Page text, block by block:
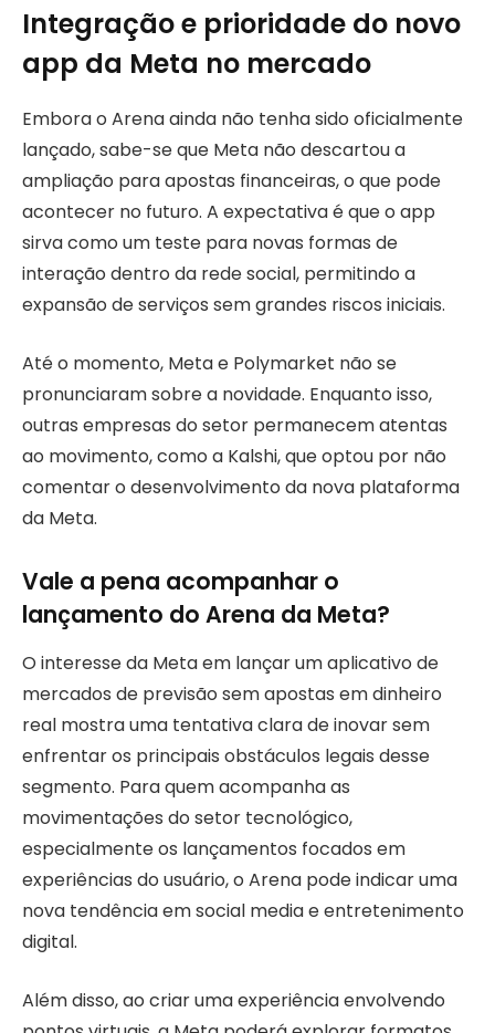
Integração e prioridade do novo
app da Meta no mercado
Embora o Arena ainda não tenha sido oficialmente
lançado, sabe-se que Meta não descartou a
ampliação para apostas financeiras, o que pode
acontecer no futuro. A expectativa é que o app
sirva como um teste para novas formas de
interação dentro da rede social, permitindo a
expansão de serviços sem grandes riscos iniciais.
Até o momento, Meta e Polymarket não se
pronunciaram sobre a novidade. Enquanto isso,
outras empresas do setor permanecem atentas
ao movimento, como a Kalshi, que optou por não
comentar o desenvolvimento da nova plataforma
da Meta.
Vale a pena acompanhar o
lançamento do Arena da Meta?
O interesse da Meta em lançar um aplicativo de
mercados de previsão sem apostas em dinheiro
real mostra uma tentativa clara de inovar sem
enfrentar os principais obstáculos legais desse
segmento. Para quem acompanha as
movimentações do setor tecnológico,
especialmente os lançamentos focados em
experiências do usuário, o Arena pode indicar uma
nova tendência em social media e entretenimento
digital.
Além disso, ao criar uma experiência envolvendo